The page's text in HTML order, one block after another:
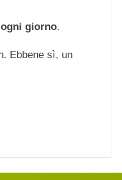
giorno.
Ebbene sì, un